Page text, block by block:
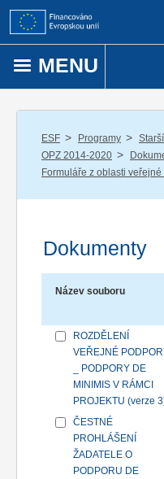
Přejít k obsahu
MENU
ESF / Programy /
OPZ 2014-2020 /
Formuláře z oblasti
Dokumenty
Název souboru
ROZDĚLENÍ
VEŘEJNÉ
_ PODPORY DE
MINIMIS V RÁMCI
PROJEKTU (verze
ČESTNÉ
PROHLÁŠENÍ
ŽADATELE O
PODPORU DE